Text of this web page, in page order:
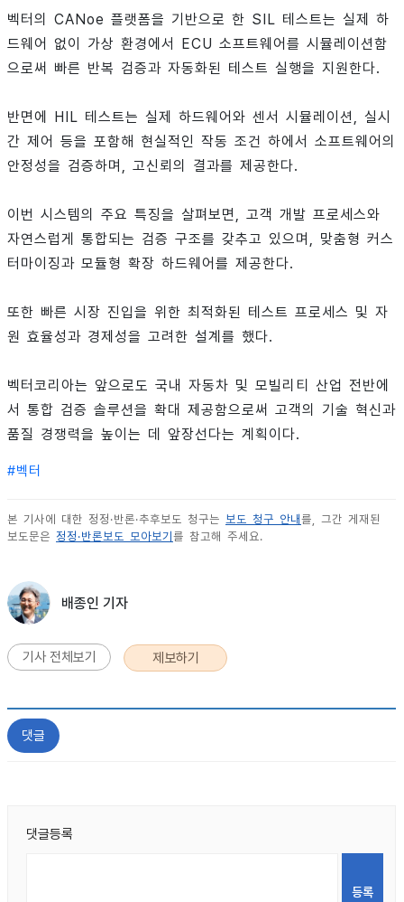
벡터의 CANoe 플랫폼을 기반으로 한 SIL 테스트는 실제 하
드웨어 없이 가상 환경에서 ECU 소프트웨어를 시뮬레이션함
으로써 빠른 반복 검증과 자동화된 테스트 실행을 지원한다.
반면에 HIL 테스트는 실제 하드웨어와 센서 시뮬레이션, 실시
간 제어 등을 포함해 현실적인 작동 조건 하에서 소프트웨어의
안정성을 검증하며, 고신뢰의 결과를 제공한다.
이번 시스템의 주요 특징을 살펴보면, 고객 개발 프로세스와
자연스럽게 통합되는 검증 구조를 갖추고 있으며, 맞춤형 커스
터마이징과 모듈형 확장 하드웨어를 제공한다.
또한 빠른 시장 진입을 위한 최적화된 테스트 프로세스 및 자
원 효율성과 경제성을 고려한 설계를 했다.
벡터코리아는 앞으로도 국내 자동차 및 모빌리티 산업 전반에
서 통합 검증 솔루션을 확대 제공함으로써 고객의 기술 혁신과
품질 경쟁력을 높이는 데 앞장선다는 계획이다.
#벡터
본 기사에 대한 정정·반론·추후보도 청구는 보도 청구 안내 를, 그간 게재된
보도문은 정정·반론보도 모아보기 를 참고해 주세요.
배종인 기자
기사 전체보기 제보하기
댓글
댓글등록